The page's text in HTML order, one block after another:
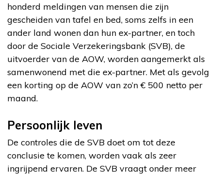
honderd meldingen van mensen die zijn
gescheiden van tafel en bed, soms zelfs in een
ander land wonen dan hun ex-partner, en toch
door de Sociale Verzekeringsbank (SVB), de
uitvoerder van de AOW, worden aangemerkt als
samenwonend met die ex-partner. Met als gevolg
een korting op de AOW van zo’n € 500 netto per
maand.
Persoonlijk leven
De controles die de SVB doet om tot deze
conclusie te komen, worden vaak als zeer
ingrijpend ervaren. De SVB vraagt onder meer